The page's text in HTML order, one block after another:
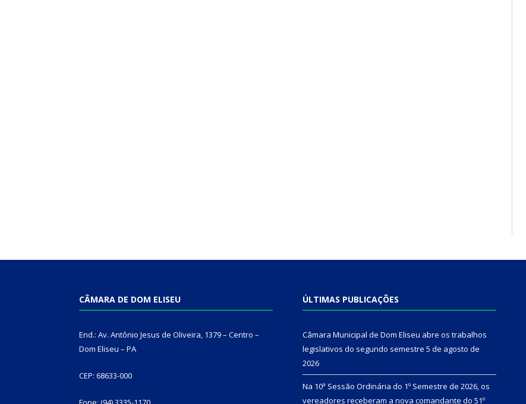
CÂMARA DE DOM ELISEU
End.: Av. Antônio Jesus de Oliveira, 1379 – Centro –
Dom Eliseu – PA
CEP: 68633-000
ÚLTIMAS PUBLICAÇÕES
Câmara Municipal de Dom Eliseu abre os trabalhos
legislativos do segundo semestre 5 de agosto de
2026
Na 10ª Sessão Ordinária do 1º Semestre de 2026, os
vereadores receberam a nova comandante do 51º